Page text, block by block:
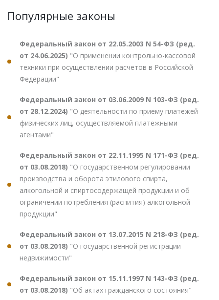
Популярные законы
Федеральный закон от 22.05.2003 N 54-ФЗ (ред.
от 24.06.2025) "О применении контрольно-кассовой
техники при осуществлении расчетов в Российской
Федерации"
Федеральный закон от 03.06.2009 N 103-ФЗ (ред.
от 28.12.2024) "О деятельности по приему платежей
физических лиц, осуществляемой платежными
агентами"
Федеральный закон от 22.11.1995 N 171-ФЗ (ред.
от 03.08.2018) "О государственном регулировании
производства и оборота этилового спирта,
алкогольной и спиртосодержащей продукции и об
ограничении потребления (распития) алкогольной
продукции"
Федеральный закон от 13.07.2015 N 218-ФЗ (ред.
от 03.08.2018) "О государственной регистрации
недвижимости"
Федеральный закон от 15.11.1997 N 143-ФЗ (ред.
от 03.08.2018) "Об актах гражданского состояния"